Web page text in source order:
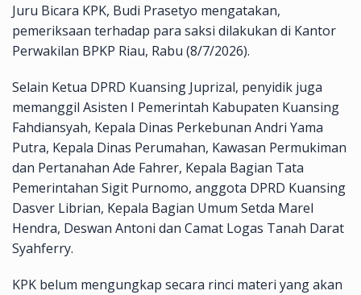
Juru Bicara KPK, Budi Prasetyo mengatakan,
pemeriksaan terhadap para saksi dilakukan di Kantor
Perwakilan BPKP Riau, Rabu (8/7/2026).
Selain Ketua DPRD Kuansing Juprizal, penyidik juga
memanggil Asisten I Pemerintah Kabupaten Kuansing
Fahdiansyah, Kepala Dinas Perkebunan Andri Yama
Putra, Kepala Dinas Perumahan, Kawasan Permukiman
dan Pertanahan Ade Fahrer, Kepala Bagian Tata
Pemerintahan Sigit Purnomo, anggota DPRD Kuansing
Dasver Librian, Kepala Bagian Umum Setda Marel
Hendra, Deswan Antoni dan Camat Logas Tanah Darat
Syahferry.
KPK belum mengungkap secara rinci materi yang akan